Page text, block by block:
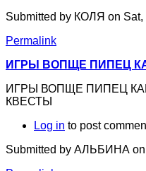
Submitted by КОЛЯ on Sat,
Permalink
ИГРЫ ВОПЩЕ ПИПЕЦ
ИГРЫ ВОПЩЕ ПИПЕЦ
КВЕСТЫ
Log in to post
Submitted by АЛЬБИНА